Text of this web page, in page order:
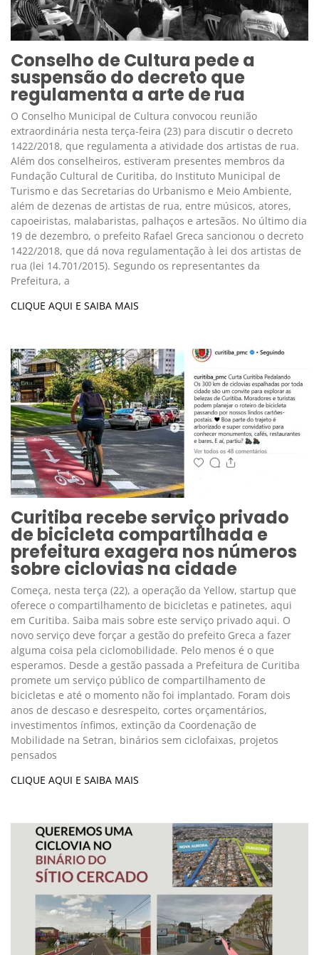
Conselho de Cultura pede a
suspensão do decreto que
regulamenta a arte de rua
O Conselho Municipal de Cultura convocou reunião
extraordinária nesta terça-feira (23) para discutir o decreto
1422/2018, que regulamenta a atividade dos artistas de rua.
Além dos conselheiros, estiveram presentes membros da
Fundação Cultural de Curitiba, do Instituto Municipal de
Turismo e das Secretarias do Urbanismo e Meio Ambiente,
além de dezenas de artistas de rua, entre músicos, atores,
capoeiristas, malabaristas, palhaços e artesãos. No último dia
19 de dezembro, o prefeito Rafael Greca sancionou o decreto
1422/2018, que dá nova regulamentação à lei dos artistas de
rua (lei 14.701/2015). Segundo os representantes da
Prefeitura, a
CLIQUE AQUI E SAIBA MAIS
Curitiba recebe serviço privado
de bicicleta compartilhada e
prefeitura exagera nos números
sobre ciclovias na cidade
Começa, nesta terça (22), a operação da Yellow, startup que
oferece o compartilhamento de bicicletas e patinetes, aqui
em Curitiba. Saiba mais sobre este serviço privado aqui. O
novo serviço deve forçar a gestão do prefeito Greca a fazer
alguma coisa pela ciclomobilidade. Pelo menos é o que
esperamos. Desde a gestão passada a Prefeitura de Curitiba
promete um serviço público de compartilhamento de
bicicletas e até o momento não foi implantado. Foram dois
anos de descaso e desrespeito, cortes orçamentários,
investimentos ínfimos, extinção da Coordenação de
Mobilidade na Setran, binários sem ciclofaixas, projetos
pensados
CLIQUE AQUI E SAIBA MAIS